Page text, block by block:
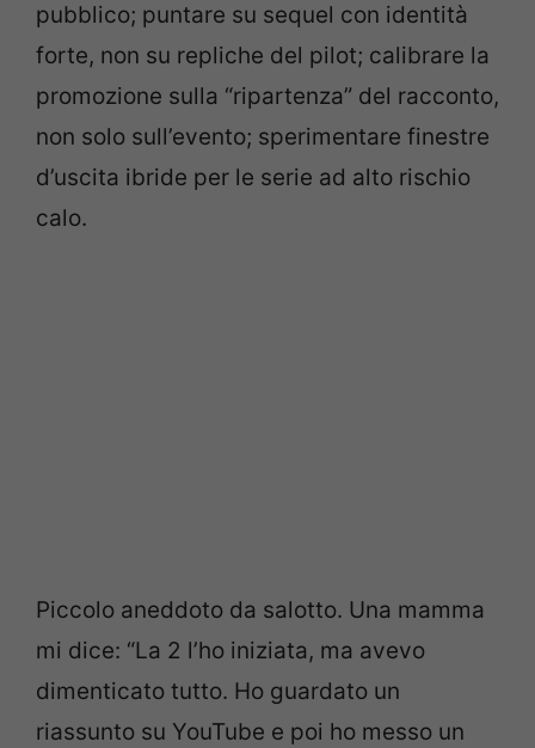
pubblico; puntare su sequel con identità
forte, non su repliche del pilot; calibrare la
promozione sulla “ripartenza” del racconto,
non solo sull’evento; sperimentare finestre
d’uscita ibride per le serie ad alto rischio
calo.
Piccolo aneddoto da salotto. Una mamma
mi dice: “La 2 l’ho iniziata, ma avevo
dimenticato tutto. Ho guardato un
riassunto su YouTube e poi ho messo un